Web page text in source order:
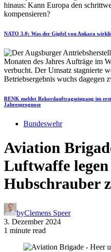
NATO 3.0: Was der Gipfel von Ankara
RENK meldet Rekordauftragseingang im
Jahresprognose
Bundeswehr
Aviation
Luftwaffe
Hubschrauber
byClemens Speer
3. Dezember 2024
1 minute read